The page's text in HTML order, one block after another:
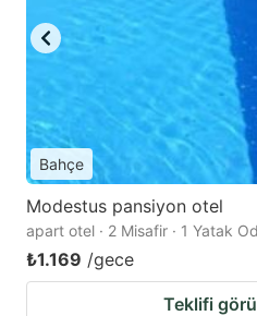
Bahçe
Modestus pansiyon otel
apart otel · 2 Misafir · 1 Yatak
₺1.169 /gece
Teklifi